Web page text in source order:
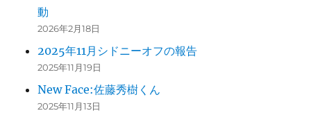
動
2026年2月18日
2025年11月シドニーオフの報告
2025年11月19日
New Face:佐藤秀樹くん
2025年11月13日